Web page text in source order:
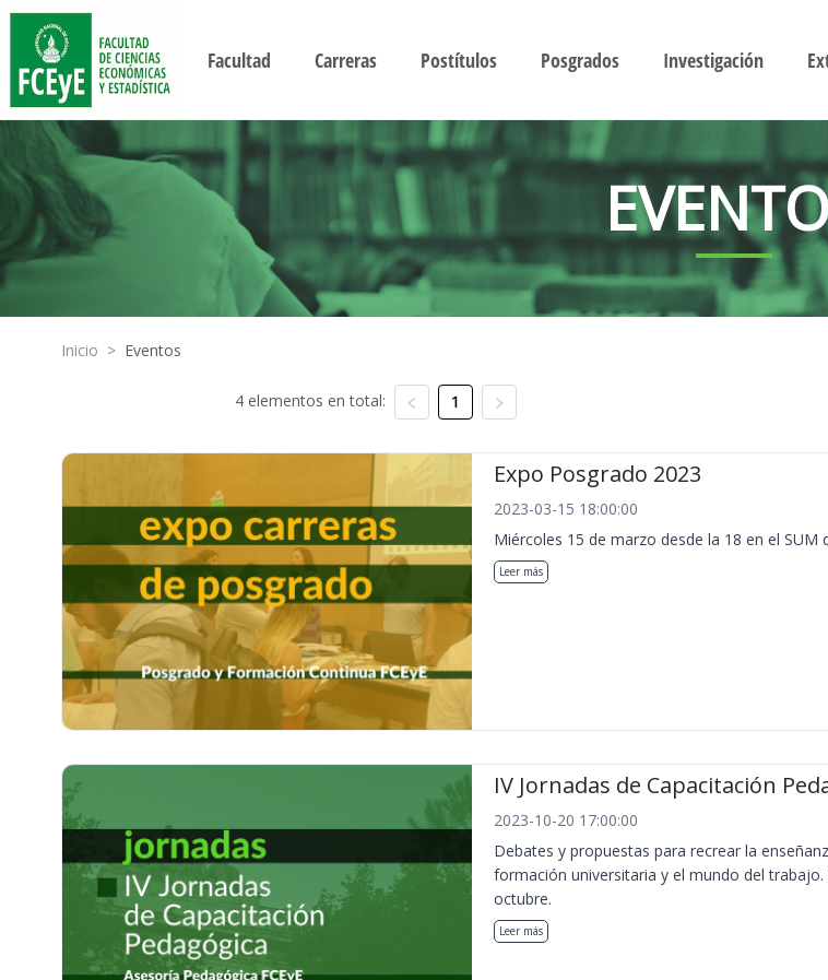
Facultad Carreras Postítulos Posgrados Investigación
Inicio > Eventos
4 elementos en total: 1
Expo Posgrado 2023
2023-03-15 18:00:00
Miércoles 15 de marzo desde la 18 en el SUM
Leer más
IV Jornadas de Capacitación
2023-10-20 17:00:00
Debates y propuestas para recrear la
formación universitaria y el mundo del trabajo.
octubre.
Leer más